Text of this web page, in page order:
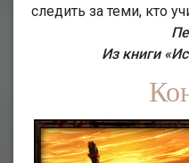
следить за теми, кто
Из книги